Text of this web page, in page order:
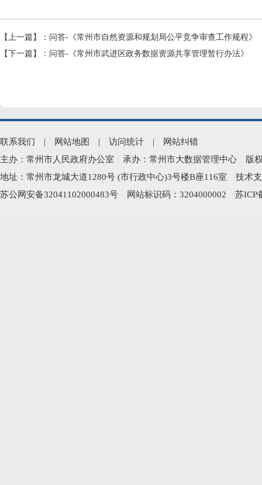
【上一篇】： 问答-《常州市自然资源和规划局公平竞争审查工作规程》
【下一篇】： 问答-《常州市武进区政务数据资源共享管理暂行办法》
联系我们 | 网站地图 | 访问统计 |
网站纠错
主办：常州市人民政府办公室 承办：常州市大数据管理中心 版
地址：常州市龙城大道1280号 (市行政中心)3号楼B座116室 技术
苏公网安备32041102000483号 网站标识码：3204000002 苏ICP